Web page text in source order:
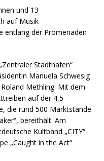
und 13
auf Musik
entlang der Promenaden
Stadthafen“
Manuela Schwesig
Methling. Mit dem
auf der 4,5
die rund 500 Marktstände
bereithält. Am
Kultband „CITY“
„Caught in the Act“